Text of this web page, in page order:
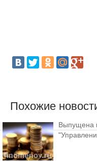
Похожие
Выпущена